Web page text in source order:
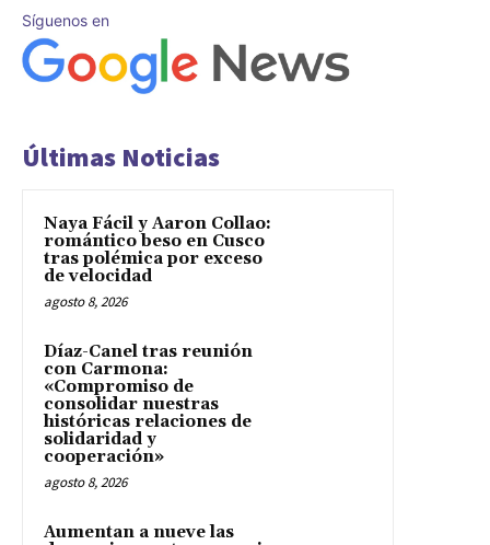
Síguenos en
Últimas Noticias
Naya Fácil y Aaron Collao:
romántico beso en Cusco
tras polémica por exceso
de velocidad
agosto 8, 2026
Díaz-Canel tras reunión
con Carmona:
«Compromiso de
consolidar nuestras
históricas relaciones de
solidaridad y
cooperación»
agosto 8, 2026
Aumentan a nueve las